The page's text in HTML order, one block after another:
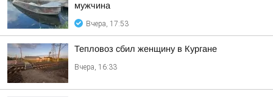
мужчина
Вчера, 17:53
Тепловоз сбил женщину в Кургане
Вчера, 16:33